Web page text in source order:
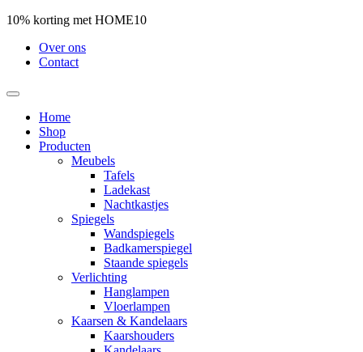
10% korting met HOME10
Over ons
Contact
Home
Shop
Producten
Meubels
Tafels
Ladekast
Nachtkastjes
Spiegels
Wandspiegels
Badkamerspiegel
Staande spiegels
Verlichting
Hanglampen
Vloerlampen
Kaarsen & Kandelaars
Kaarshouders